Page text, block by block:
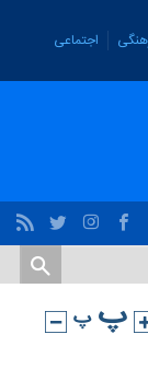
اجتماعی